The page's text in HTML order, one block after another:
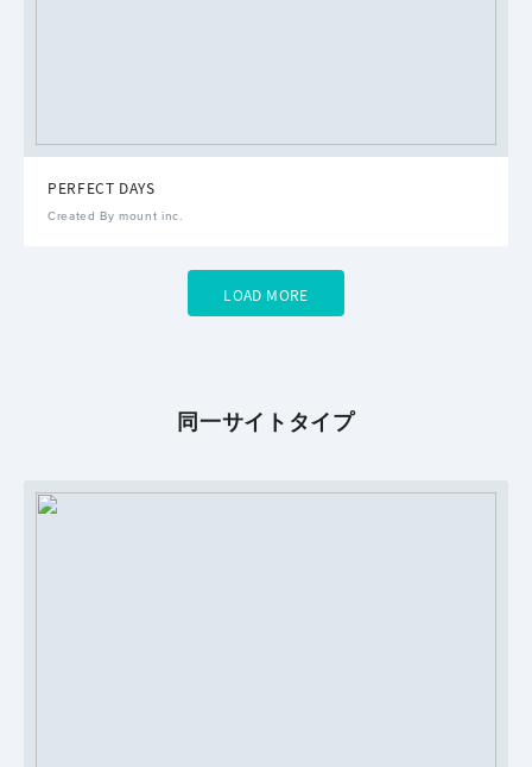
PERFECT DAYS
Created By mount inc.
LOAD MORE
同一サイトタイプ